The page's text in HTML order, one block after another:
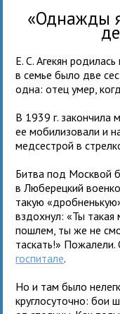
«Однажды
Е. С. Агекян
в семье было две
одна: отец умер,
В 1939 г. закончила
ее мобилизовали и
медсестрой в
Битва под Москвой
в Люберецкий
такую
вздохнул: «Ты
пошлем, ты же не
таскать!»
госпитале.
Но и там было
круглосуточно: бои